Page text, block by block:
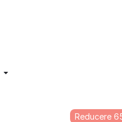
Reducere